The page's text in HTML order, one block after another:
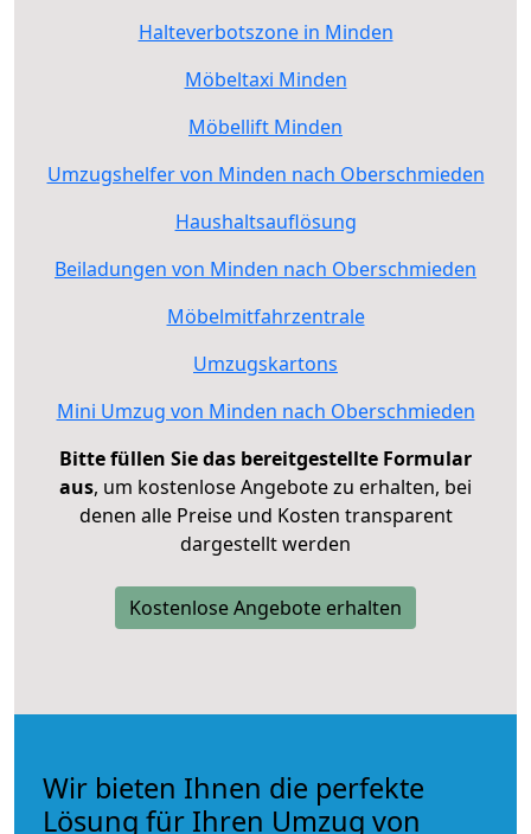
Halteverbotszone in Minden
Möbeltaxi Minden
Möbellift Minden
Umzugshelfer von Minden nach Oberschmieden
Haushaltsauflösung
Beiladungen von Minden nach Oberschmieden
Möbelmitfahrzentrale
Umzugskartons
Mini Umzug von Minden nach Oberschmieden
Bitte füllen Sie das bereitgestellte Formular
aus, um kostenlose Angebote zu erhalten, bei
denen alle Preise und Kosten transparent
dargestellt werden
Kostenlose Angebote erhalten
Wir bieten Ihnen die perfekte
Lösung für Ihren Umzug von